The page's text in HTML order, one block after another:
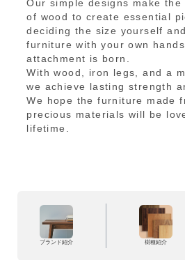
Our simple designs make
of wood to create essential
deciding the size yourself
furniture with your own
attachment is born.
With wood, iron legs, and a
we achieve lasting strength
We hope the furniture made
precious materials will be
lifetime.
ブランド紹介 樹種紹介